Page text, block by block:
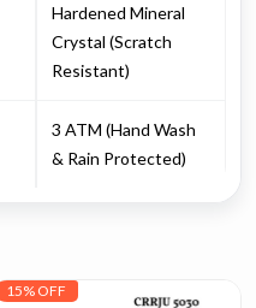
Hardened Mineral
Crystal (Scratch
Resistant)
3 ATM (Hand Wash
& Rain Protected)
15% OFF